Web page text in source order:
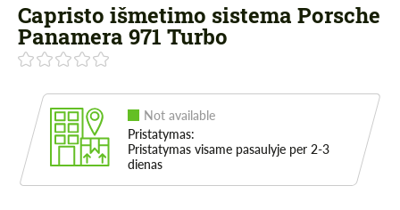
Capristo išmetimo sistema Porsche
Panamera 971 Turbo
Not available
Pristatymas:
Pristatymas visame pasaulyje per 2-3
dienas